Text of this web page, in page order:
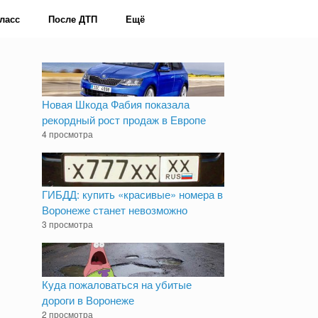
После ДТП Ещё
Новая Шкода Фабия показала
рекордный рост продаж в Европе
4 просмотра
ГИБДД: купить «красивые» номера в
Воронеже станет невозможно
3 просмотра
Куда пожаловаться на убитые
дороги в Воронеже
2 просмотра